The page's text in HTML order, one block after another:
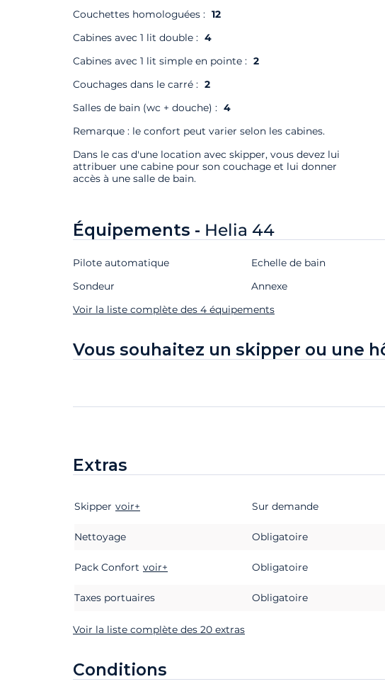
Couchettes homologuées : 12
Cabines avec 1 lit double : 4
Cabines avec 1 lit simple en pointe : 2
Couchages dans le carré : 2
Salles de bain (wc + douche) : 4
Remarque : le confort peut varier selon les cabines.
Dans le cas d'une location avec skipper, vous devez lui
attribuer une cabine pour son couchage et lui donner
accès à une salle de bain.
Équipements - Helia 44
Pilote automatique
Sondeur
Echelle de bain
Annexe
Voir la liste complète des 4 équipements
Vous souhaitez un skipper ou une
Extras
Extras Statut
Skipper voir+ Sur demande
Nettoyage Obligatoire
Pack Confort voir+ Obligatoire
Taxes portuaires Obligatoire
Voir la liste complète des 20 extras
Conditions